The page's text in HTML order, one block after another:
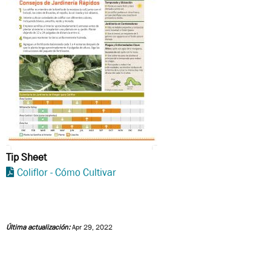
Tip Sheet
Coliflor - Cómo Cultivar
Última actualización:Apr 29, 2022